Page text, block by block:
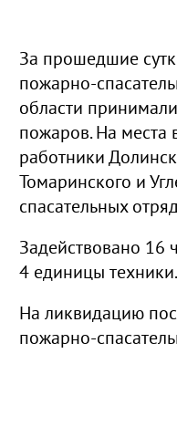
За прошедшие
пожарно-
области
пожаров. На места
работники
Томаринского и
спасательных
Задействовано 16
4 единицы техники.
На ликвидацию
пожарно-